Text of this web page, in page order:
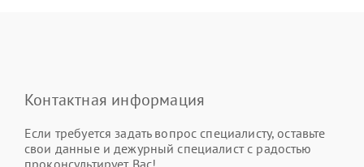
Контактная информация
Если требуется задать вопрос специалисту, оставьте
свои данные и дежурный специалист с радостью
проконсультирует Вас!